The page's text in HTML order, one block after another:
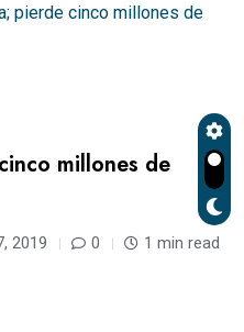
pierde cinco millones de
millones de
2019 0 1 min read